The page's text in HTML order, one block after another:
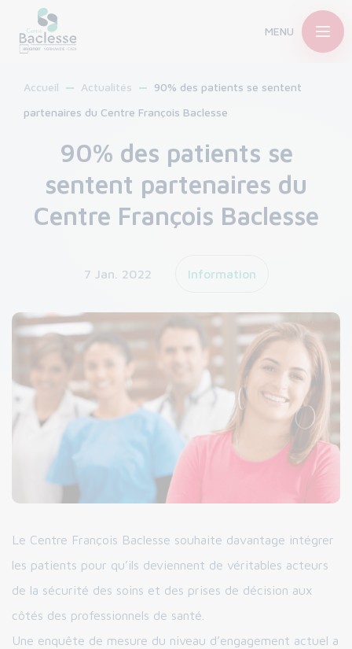
MENU
Accueil Actualités
90% des patients se sentent
partenaires du Centre François Baclesse
90% des patients se
sentent partenaires du
Centre François Baclesse
7 Jan. 2022 Information
Le Centre François Baclesse souhaite davantage intégrer
les patients pour qu’ils deviennent de véritables acteurs
de la sécurité des soins et des prises de décision aux
côtés des professionnels de santé.
Une enquête de mesure du niveau d’engagement actuel a